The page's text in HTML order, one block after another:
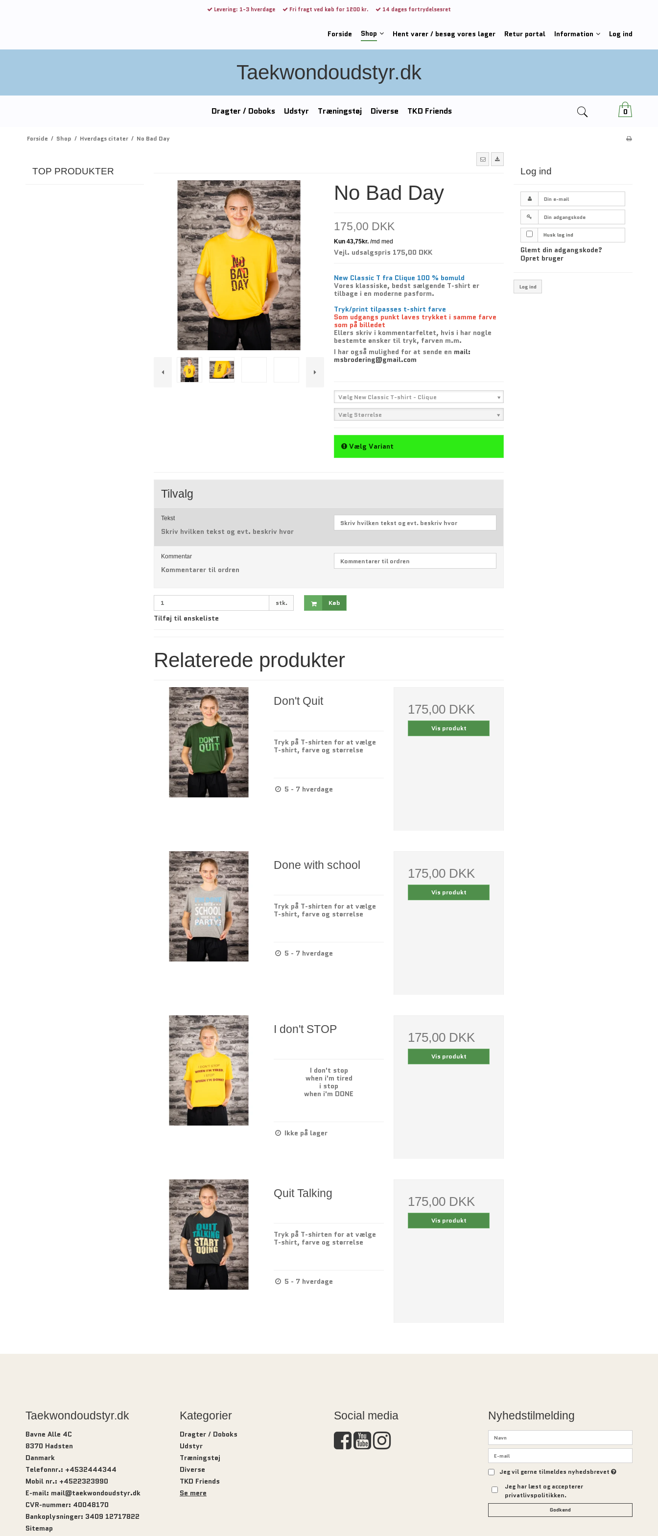
Levering: 1-3 hverdage Fri fragt ved køb for 1200 kr. 14 dages fortrydelsesret
Forside Shop Hent varer / besøg vores lager Retur portal Information Log ind
Taekwondoudstyr.dk
0
Dragter / Doboks Udstyr Træningstøj Diverse TKD Friends
Forside / Shop / Hverdags citater / No Bad Day
TOP PRODUKTER
No Bad Day
175,00 DKK
Vejl. udsalgspris 175,00 DKK
New Classic T fra Clique 100 % bomuld
Vores klassiske, bedst sælgende T-shirt er
tilbage i en moderne pasform.
Tryk/print tilpasses t-shirt farve
Som udgangs punkt laves trykket i samme farve
som på billedet
Ellers skriv i kommentarfeltet, hvis i har nogle
bestemte ønsker til tryk, farven m.m.
I har også mulighed for at sende en mail:
msbrodering@gmail.com
Vælg New Classic T-shirt - Clique
Vælg Størrelse
Vælg Variant
Tilvalg
Tekst
Skriv hvilken tekst og evt. beskriv hvor
Kommentar
Kommentarer til ordren
stk. Køb
Tilføj til ønskeliste
Relaterede produkter
Don't Quit
Tryk på T-shirten for at vælge
T-shirt, farve og størrelse
5 - 7 hverdage
175,00 DKK
Vis produkt
Done with school
Tryk på T-shirten for at vælge
T-shirt, farve og størrelse
5 - 7 hverdage
175,00 DKK
Vis produkt
I don't STOP
I don't stop
when i'm tired
i stop
when i'm DONE
Ikke på lager
175,00 DKK
Vis produkt
Quit Talking
Tryk på T-shirten for at vælge
T-shirt, farve og størrelse
5 - 7 hverdage
175,00 DKK
Vis produkt
Log ind
Husk log ind
Glemt din adgangskode?
Opret bruger
Log ind
Taekwondoudstyr.dk
Bavne Alle 4C
8370 Hadsten
Danmark
Telefonnr.: +4532444344
Mobil nr.: +4522323990
E-mail: mail@taekwondoudstyr.dk
CVR-nummer: 40048170
Bankoplysninger: 3409 12717822
Sitemap
Kategorier
Dragter / Doboks
Udstyr
Træningstøj
Diverse
TKD Friends
Se mere
Social media Nyhedstilmelding
Jeg vil gerne tilmeldes nyhedsbrevet
Jeg har læst og accepterer
privatlivspolitikken.
Godkend